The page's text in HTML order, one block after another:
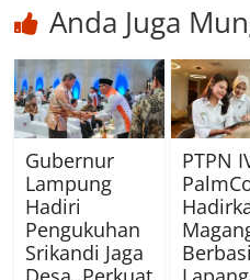
Anda Juga
Gubernur
Lampung
Hadiri
Pengukuhan
Srikandi Jaga
PTPN